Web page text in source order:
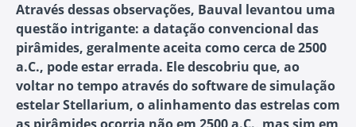
Através dessas observações, Bauval levantou uma
questão intrigante: a datação convencional das
pirâmides, geralmente aceita como cerca de 2500
a.C., pode estar errada. Ele descobriu que, ao
voltar no tempo através do software de simulação
estelar Stellarium, o alinhamento das estrelas com